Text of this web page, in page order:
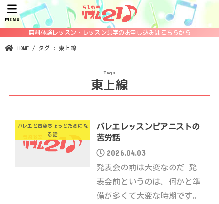
MENU
無料体験レッスン・レッスン見学のお申し込みはこちらから
HOME タグ : 東上線
東上線
バレエと音楽ちょっとためにな
る話
バレエレッスンピアニストの
苦労話
2026.04.03
発表会の前は大変なのだ 発
表会前というのは、何かと準
備が多くて大変な時期です。